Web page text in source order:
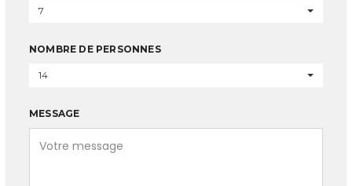
7
NOMBRE DE PERSONNES
14
MESSAGE